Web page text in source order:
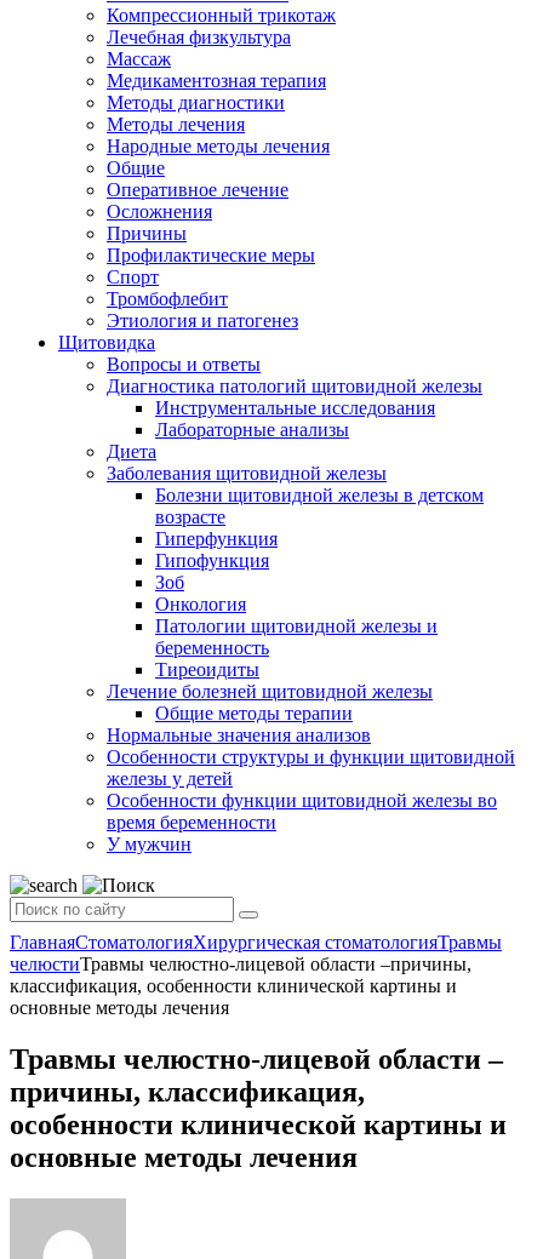
Компрессионный трикотаж
Лечебная физкультура
Массаж
Медикаментозная терапия
Методы диагностики
Методы лечения
Народные методы лечения
Общие
Оперативное лечение
Осложнения
Причины
Профилактические меры
Спорт
Тромбофлебит
Этиология и патогенез
Щитовидка
Вопросы и ответы
Диагностика патологий щитовидной железы
Инструментальные исследования
Лабораторные анализы
Диета
Заболевания щитовидной железы
Болезни щитовидной железы в детском
возрасте
Гиперфункция
Гипофункция
Зоб
Онкология
Патологии щитовидной железы и
беременность
Тиреоидиты
Лечение болезней щитовидной железы
Общие методы терапии
Нормальные значения анализов
Особенности структуры и функции щитовидной
железы у детей
Особенности функции щитовидной железы во
время беременности
У мужчин
ГлавнаяСтоматологияХирургическая стоматологияТравмы
челюстиТравмы челюстно-лицевой области –причины,
классификация, особенности клинической картины и
основные методы лечения
Травмы челюстно-лицевой области –
причины, классификация,
особенности клинической картины и
основные методы лечения